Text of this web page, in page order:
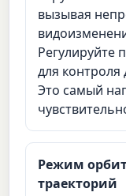
вызывая
Регулируйте
для
Это самый
Режим
траекторий